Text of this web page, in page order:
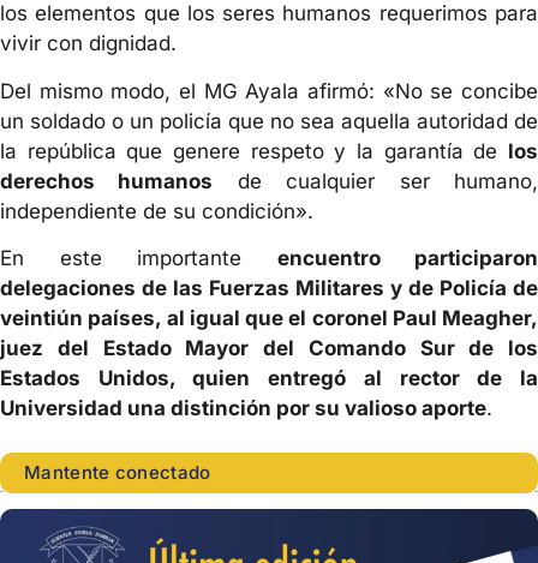
los elementos que los seres humanos requerimos para
vivir con dignidad.
Del mismo modo, el MG Ayala afirmó: «No se concibe
un soldado o un policía que no sea aquella autoridad de
la república que genere respeto y la garantía de los
derechos humanos de cualquier ser humano,
independiente de su condición».
En este importante encuentro participaron
delegaciones de las Fuerzas Militares y de Policía de
veintiún países, al igual que el coronel Paul Meagher,
juez del Estado Mayor del Comando Sur de los
Estados Unidos, quien entregó al rector de la
Universidad una distinción por su valioso aporte.
Mantente conectado